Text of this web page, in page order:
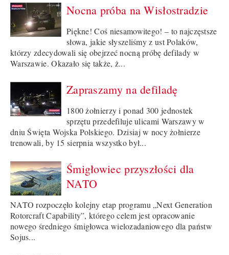
Nocna próba na Wisłostradzie
Piękne! Coś niesamowitego! – to najczęstsze
słowa, jakie słyszeliśmy z ust Polaków,
którzy zdecydowali się obejrzeć nocną próbę defilady w
Warszawie. Okazało się także, ż...
Zapraszamy na defiladę
1800 żołnierzy i ponad 300 jednostek
sprzętu przedefiluje ulicami Warszawy w
dniu Święta Wojska Polskiego. Dzisiaj w nocy żołnierze
trenowali, by 15 sierpnia wszystko był...
Śmigłowiec przyszłości dla
NATO
NATO rozpoczęło kolejny etap programu „Next Generation
Rotorcraft Capability”, którego celem jest opracowanie
nowego średniego śmigłowca wielozadaniowego dla państw
Sojus...